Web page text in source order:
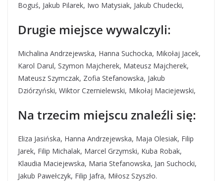
Boguś, Jakub Pilarek, Iwo Matysiak, Jakub Chudecki,
Drugie miejsce wywalczyli:
Michalina Andrzejewska, Hanna Suchocka, Mikołaj Jacek,
Karol Darul, Szymon Majcherek, Mateusz Majcherek,
Mateusz Szymczak, Zofia Stefanowska, Jakub
Dziórzyński, Wiktor Czernielewski, Mikołaj Maciejewski,
Na trzecim miejscu znaleźli się:
Eliza Jasińska, Hanna Andrzejewska, Maja Olesiak, Filip
Jarek, Filip Michalak, Marcel Grzymski, Kuba Robak,
Klaudia Maciejewska, Maria Stefanowska, Jan Suchocki,
Jakub Pawełczyk, Filip Jafra, Miłosz Szyszło.